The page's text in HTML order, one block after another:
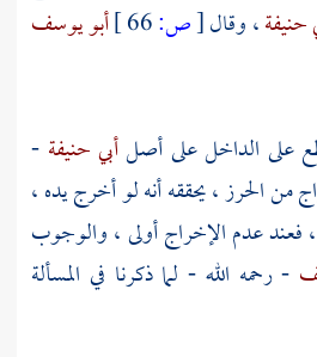
حنيفة، وقال[ص:
أبو يوسف
على الداخل على أصلأبي حنيفة -
من الحرز ، يحققه أنه لو أخرج يده ،
فعند عدم الإخراج أولى ، والوجوب
- رحمه الله - لما ذكرنا في المسألة